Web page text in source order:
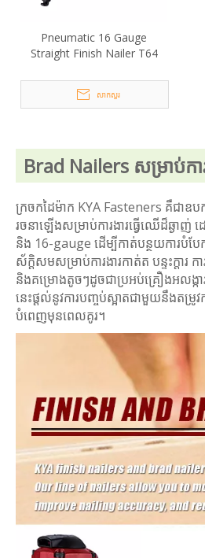
Pneumatic 16 Gauge
Straight Finish Nailer T64
សាកសួរ
Brad Nailers សម្រាប់ក
ក្រចកដៃម៉ាក KYA Fasteners គឺជាឧ
រចនាឡើងសម្រាប់ការងារធ្វើឈើដ៏ឆ្ងា
និង 16-gauge ដើម្បីកាត់បន្ថយការបំប
ស័ក្តិសមសម្រាប់ការងារកាត់ត បន្ទះក្តារ ក
និងគម្រោងតូចៗដូចជាប្រអប់គ្រឿងអលង្ក
នេះផ្តល់នូវការបញ្ចប់ស្អាតជាមួយនឹងតម្រូ
បំពេញមុនពេលគូរ។